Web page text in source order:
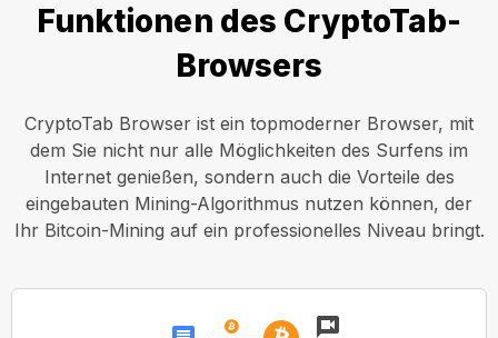
Funktionen des CryptoTab-
Browsers
CryptoTab Browser ist ein topmoderner Browser, mit
dem Sie nicht nur alle Möglichkeiten des Surfens im
Internet genießen, sondern auch die Vorteile des
eingebauten Mining-Algorithmus nutzen können, der
Ihr Bitcoin-Mining auf ein professionelles Niveau bringt.